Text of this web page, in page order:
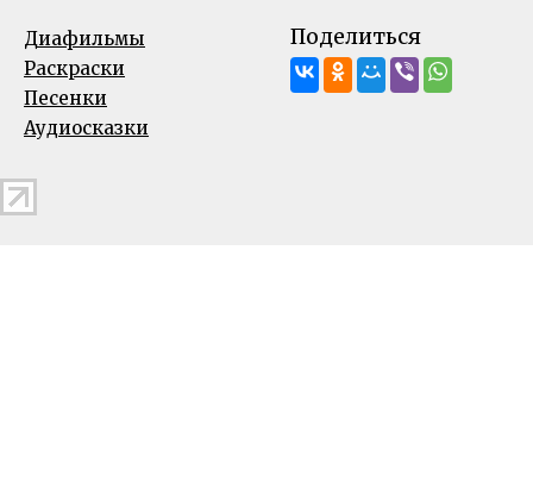
Диафильмы
Раскраски
Песенки
Аудиосказки
Поделиться